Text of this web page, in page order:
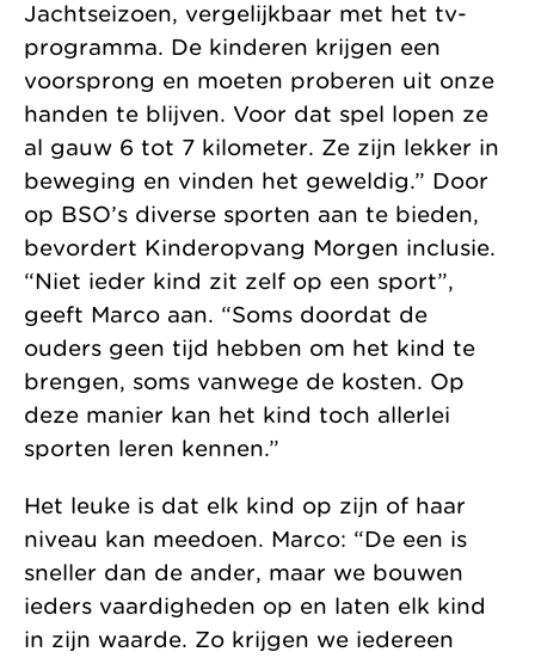
Jachtseizoen, vergelijkbaar met het tv-
programma. De kinderen krijgen een
voorsprong en moeten proberen uit onze
handen te blijven. Voor dat spel lopen ze
al gauw 6 tot 7 kilometer. Ze zijn lekker in
beweging en vinden het geweldig.” Door
op BSO’s diverse sporten aan te bieden,
bevordert Kinderopvang Morgen inclusie.
“Niet ieder kind zit zelf op een sport”,
geeft Marco aan. “Soms doordat de
ouders geen tijd hebben om het kind te
brengen, soms vanwege de kosten. Op
deze manier kan het kind toch allerlei
sporten leren kennen.”
Het leuke is dat elk kind op zijn of haar
niveau kan meedoen. Marco: “De een is
sneller dan de ander, maar we bouwen
ieders vaardigheden op en laten elk kind
in zijn waarde. Zo krijgen we iedereen